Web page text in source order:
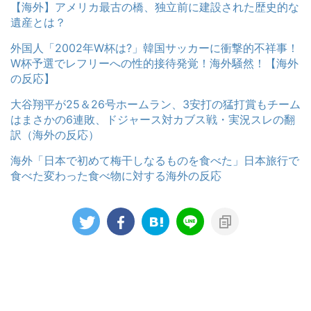
【海外】アメリカ最古の橋、独立前に建設された歴史的な
遺産とは？
外国人「2002年W杯は?」韓国サッカーに衝撃的不祥事！
W杯予選でレフリーへの性的接待発覚！海外騒然！【海外
の反応】
大谷翔平が25＆26号ホームラン、3安打の猛打賞もチーム
はまさかの6連敗、ドジャース対カブス戦・実況スレの翻
訳（海外の反応）
海外「日本で初めて梅干しなるものを食べた」日本旅行で
食べた変わった食べ物に対する海外の反応